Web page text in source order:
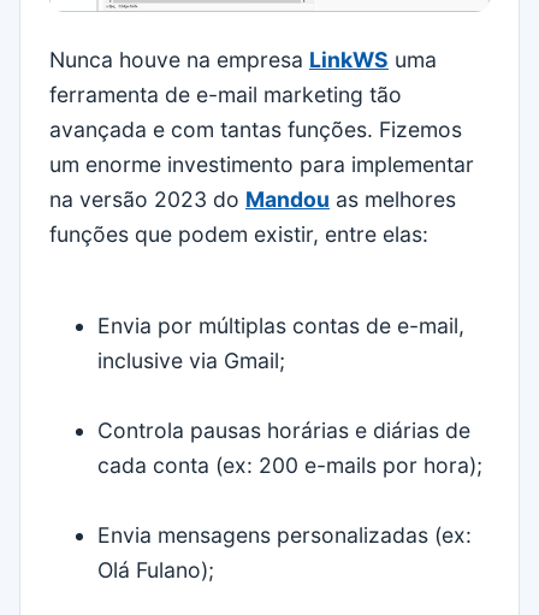
Nunca houve na empresa LinkWS uma
ferramenta de e-mail marketing tão
avançada e com tantas funções. Fizemos
um enorme investimento para implementar
na versão 2023 do Mandou as melhores
funções que podem existir, entre elas:
Envia por múltiplas contas de e-mail,
inclusive via Gmail;
Controla pausas horárias e diárias de
cada conta (ex: 200 e-mails por hora);
Envia mensagens personalizadas (ex:
Olá Fulano);